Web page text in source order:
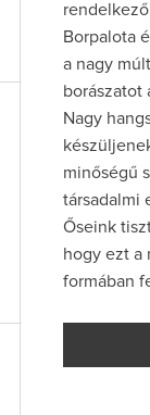
Borpalota
a nagy
borászatot
Nagy
minőségű
társadalmi
Őseink
hogy ezt a
formában